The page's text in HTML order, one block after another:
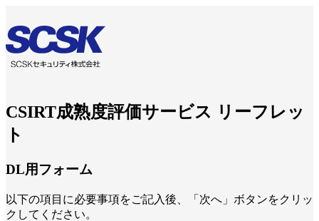
CSIRT成熟度評価サービス リーフレッ
ト
DL用フォーム
以下の項目に必要事項をご記入後、「次へ」ボタンをクリッ
クしてください。